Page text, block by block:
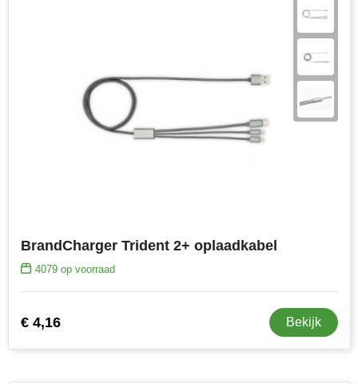
BrandCharger Trident 2+ oplaadkabel
4079op voorraad
€ 4,16 Bekijk